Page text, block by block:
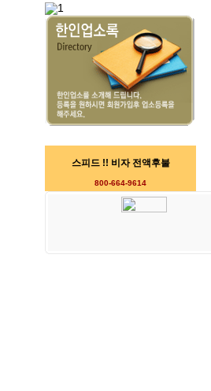
스피드 !! 비자 전액후불
800-664-9614